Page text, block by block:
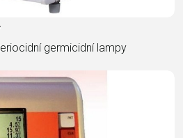
germicidní lampy